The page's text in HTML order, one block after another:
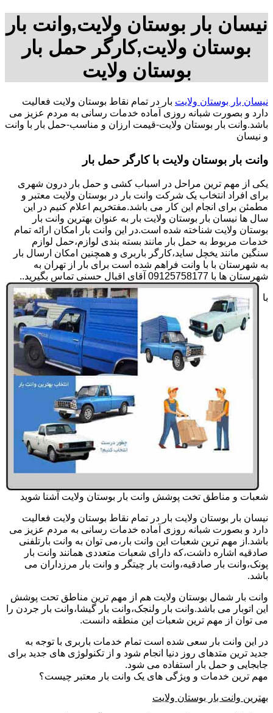
نیسان بار بوستان ولایت,وانت بار
بوستان ولایت,کارگر حمل بار
بوستان ولایت
نیسان بار بوستان ولایت بار در تمام نقاط بوستان ولایت فعالیت
دارد و بصورت شبانه روزی آماده خدمات رسانی به مردم عزیز می
باشد.وانت بار بوستان ولایت-قیمت ارزان و مناسب-حمل بار با وانت
و نیسان
وانت بار بوستان ولایت با کارگر حمل بار
یکی از مهم ترین مراحل در اسباب کشی و حمل بار درون شهری
برای افراد انتخاب یک شرکت وانت بار در بوستان ولایت معتبر و
مطمئن برای انجام این کار می باشد.مفتخریم اعلام کنیم در این
سال ها نیسان بار بوستان ولایت بار به عنوان بهترین وانت بار
بوستان ولایت شناخته شده است.در این وانت بار امکان ارائه تمام
خدمات مربوط به حمل بار مانند بسته بندی لوازم،حمل لوازم
سنگین مانند یخچل ساید،کارگر باربری و همچنین امکان ارسال بار
به شهرستان با با وانت فراهم شده است برای بار از تهران به
شهرستان ها با 09125758177 آقای اقبال حسنی تماس بگیرید..
با
شعبات و مناطق تخت پوشش وانت بار بوستان ولایت آشنا شوید
نیسان بار بوستان ولایت بار در تمام نقاط بوستان ولایت فعالیت
دارد و بصورت شبانه روزی آماده خدمات رسانی به مردم عزیز می
باشد.از مهم ترین شعبات این وانت بار،می توان به وانت بارتلفنی
صادقیه اشاره داشت،که دارای شعبات متعددی همانند وانت بار
پونک،وانت بار صادقیه،وانت بار چیتگر و وانت بار مرزداران می
باشد.
وانت بار شمال بوستان ولایت هم از مهم ترین مناطق تحت پوشش
این اتوبار می باشد.وانت بار ولنجک،وانت بار گیشا،وانت بار جردن را
می توان از مهم ترین شعبات این منطقه دانست.
در این وانت بار سعی شده است تمام خدمات باربری با توجه به
جدید ترین متدهای روز دنیا انجام شود و از تکنولوژی های جدید برای
جابجایی و حمل بار استفاده می شود.
مهم ترین خدمات و ویژگی های یک وانت بار معتبر چیست؟
بهترین وانت بار بوستان ولایت